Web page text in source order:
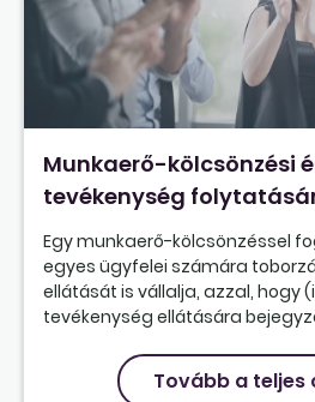
Munkaerő-kölcsönzési
tevékenység
Egy munkaerő-kölcsönzéssel
egyes ügyfelei számára
ellátását is vállalja, azzal, hogy
tevékenység ellátására
Tovább a teljes